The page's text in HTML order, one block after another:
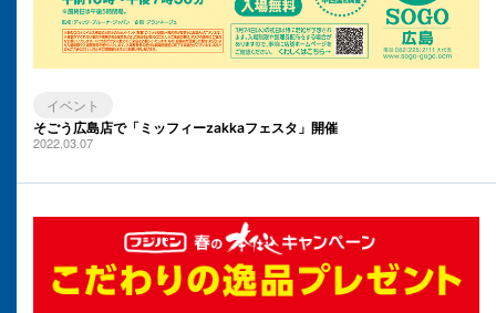
イベント
そごう広島店で「ミッフィーzakkaフェスタ」開催
2022.03.07